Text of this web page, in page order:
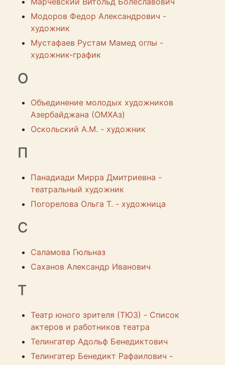
Модоров Федор Александрович -
художник
Мустафаев Рустам Мамед оглы -
художник-график
О
Объединение молодых художников
Азербайджана (ОМХАз)
Оскольский А.М. - художник
П
Панадиади Мирра Дмитриевна -
театральный художник
Погорелова Ольга Т. - художница
С
Саламова Гюльназ
Саханов Александр Иванович
Т
Театр юного зрителя (ТЮЗ) - Список
актеров и работников театра
Телингатер Адольф Бенедиктович
Телингатер Бенедикт Рафаилович -